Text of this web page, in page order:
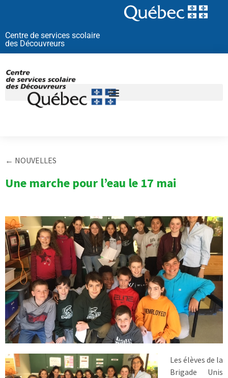
Centre de services scolaire
des Découvreurs
← NOUVELLES
Une marche pour l’eau le 17 mai
Les élèves de la
Brigade Unis